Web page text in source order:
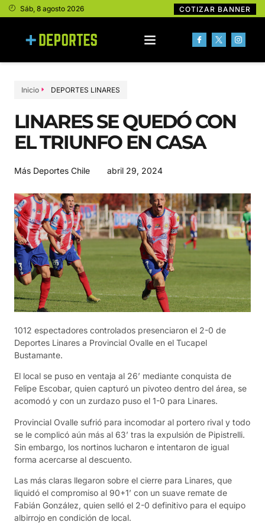
Sáb, 8 agosto 2026 COTIZAR BANNER
Inicio DEPORTES LINARES
LINARES SE QUEDÓ CON
EL TRIUNFO EN CASA
Más Deportes Chile abril 29, 2024
1012 espectadores controlados presenciaron el 2-0 de
Deportes Linares a Provincial Ovalle en el Tucapel
Bustamante.
El local se puso en ventaja al 26’ mediante conquista de
Felipe Escobar, quien capturó un pivoteo dentro del área, se
acomodó y con un zurdazo puso el 1-0 para Linares.
Provincial Ovalle sufrió para incomodar al portero rival y todo
se le complicó aún más al 63’ tras la expulsión de Pipistrelli.
Sin embargo, los nortinos lucharon e intentaron de igual
forma acercarse al descuento.
Las más claras llegaron sobre el cierre para Linares, que
liquidó el compromiso al 90+1’ con un suave remate de
Fabián González, quien selló el 2-0 definitivo para el equipo
albirrojo en condición de local.